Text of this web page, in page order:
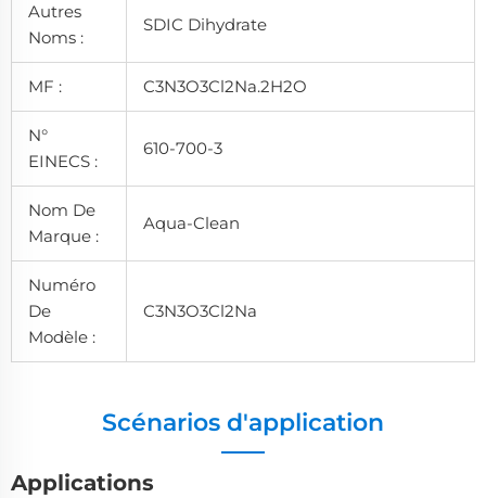
Autres
Noms :
SDIC Dihydrate
MF : C3N3O3Cl2Na.2H2O
N°
EINECS :
610-700-3
Nom De
Marque :
Aqua-Clean
Numéro
De
Modèle :
C3N3O3Cl2Na
Scénarios d'application
Applications